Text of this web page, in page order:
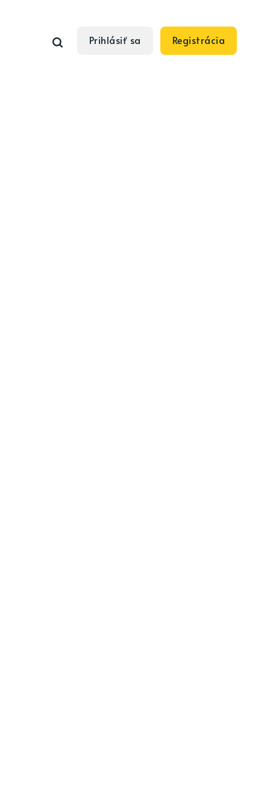
Prihlásiť sa Registrácia